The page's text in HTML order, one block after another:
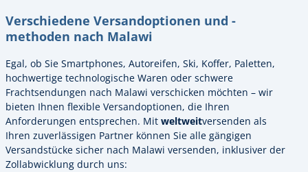
Verschiedene Versandoptionen und -
methoden nach Malawi
Egal, ob Sie Smartphones, Autoreifen, Ski, Koffer, Paletten,
hochwertige technologische Waren oder schwere
Frachtsendungen nach Malawi verschicken möchten – wir
bieten Ihnen flexible Versandoptionen, die Ihren
Anforderungen entsprechen. Mit weltweitversenden als
Ihren zuverlässigen Partner können Sie alle gängigen
Versandstücke sicher nach Malawi versenden, inklusiver der
Zollabwicklung durch uns: